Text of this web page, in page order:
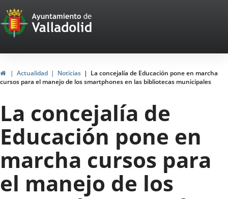
Portal
Web
del
Ayuntamiento
de
Valladolid
HomeActualidad Noticias
La concejalía de Educación pone en marcha
cursos para el manejo de los smartphones en las bibliotecas municipales
La concejalía de
Educación pone en
marcha cursos para
el manejo de los